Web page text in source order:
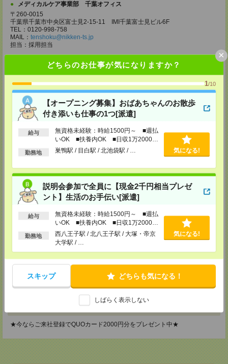
どちらのお仕事が気になりますか？
1/10
【オープニング募集】おばあちゃんのお散歩
付き添いも仕事の1つ[派遣]
給与
無資格未経験：時給1500円～ ■週払
いOK ■扶養内OK ■日収1万2000円
以上
勤務地 巣鴨駅 / 目白駅 / 北池袋駅 / … 気になる!
説明会参加で全員に【現金2千円相当プレゼ
ント】生活のお手伝い[派遣]
給与
無資格未経験：時給1500円～ ■週払
いOK ■扶養内OK ■日収1万2000円
以上
勤務地
西八王子駅 / 北八王子駅 / 大塚・帝京
大学駅 / …
気になる!
スキップ どちらも気になる！
しばらく表示しない
×
メディカルケア事業部 千葉オフィス
〒260-0015
千葉県千葉市中央区富士見2-15-11 IMI千葉富士見ビル6F
TEL：0120-998-758
MAIL： tenshoku@nikken-ts.jp
担当：採用担当
メディカルケア事業部 柏オフィス
千葉県柏市末広町5-19 第12関口ビル7F 705号室
MAIL：tenshoku@nikken-ts.jp
担当：採用担当
メディカルケア事業部 新宿オフィス
東京都新宿区新宿2-3-10 新宿御苑ビル6階
TEL：0120-457-235
MAIL：tenshoku@nikken-ts.jp
メディカルケア事業部 立川事業所
東京都立川市錦町1-12-14
TEL：0120-934-200
MAIL：tenshoku@nikken-ts.jp
担当：採用担当
メディカルケア事業部 町田オフィス
東京都町田市森野1-7-23 大樹生命町田ビル6F
TEL：0120-453-285
tenshoku@nikken-ts.jp
担当：採用担当
メディカルケア事業部 横浜オフィス
神奈川県横浜市保土ケ谷区神戸町134 横浜ビジネスパークサウスタワー
TEL：0120-901-799
MAIL：tenshoku@nikken-ts.jp
★今ならご来社登録でQUOカード2000円分をプレゼント中★